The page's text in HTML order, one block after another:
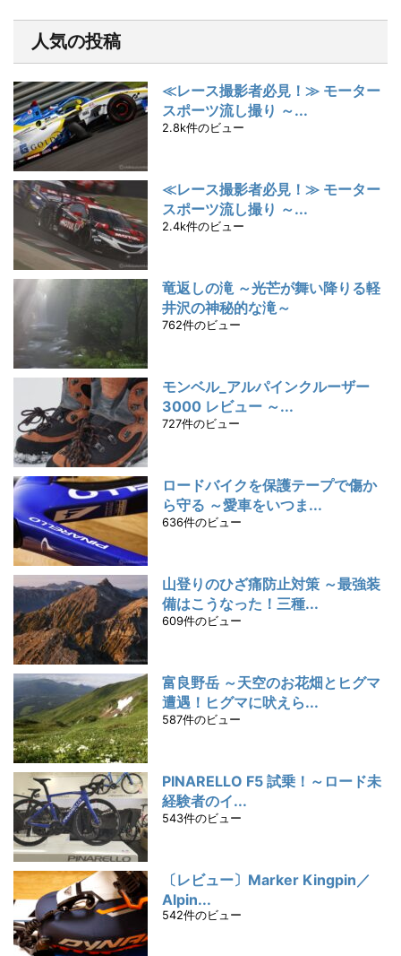
人気の投稿
≪レース撮影者必見！≫ モーター
スポーツ流し撮り ～...
2.8k件のビュー
≪レース撮影者必見！≫ モーター
スポーツ流し撮り ～...
2.4k件のビュー
竜返しの滝 ～光芒が舞い降りる軽
井沢の神秘的な滝～
762件のビュー
モンベル_アルパインクルーザー
3000 レビュー ～...
727件のビュー
ロードバイクを保護テープで傷か
ら守る ～愛車をいつま...
636件のビュー
山登りのひざ痛防止対策 ～最強装
備はこうなった！三種...
609件のビュー
富良野岳 ～天空のお花畑とヒグマ
遭遇！ヒグマに吠えら...
587件のビュー
PINARELLO F5 試乗！～ロード未
経験者のイ...
543件のビュー
〔レビュー〕Marker Kingpin／
Alpin...
542件のビュー